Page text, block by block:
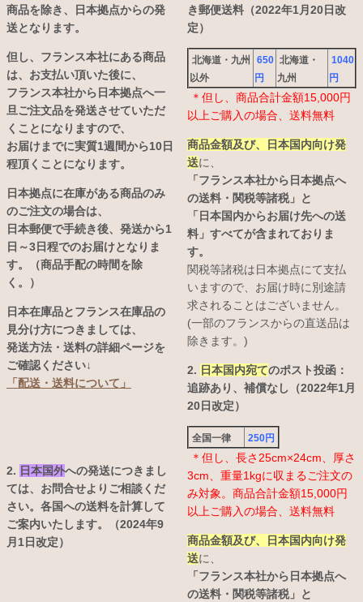
商品を除き、日本拠点からの発
送となります。
但し、フランス本社にある商品
は、お支払い頂いた後に、
フランス本社から日本拠点へ一
旦ご注文品を発送させていただ
くことになりますので、
お届けまでに実質1週間から10日
程頂くことになります。
日本拠点に在庫がある商品のみ
のご注文の場合は、
日本郵便で手続き後、発送から1
日～3日程でのお届けとなりま
す。（商品手配の時間を除
く。）
日本在庫品とフランス在庫品の
見分け方につきましては、
発送方法・送料の詳細ページを
ご確認ください↓
「配送・送料について」
2. 日本国外への発送につきまし
ては、お問合せよりご相談くだ
さい。各国への送料を計算して
ご案内いたします。（2024年9
月1日改定）
き郵便送料（2022年1月20日改
定）
北海道・九州
以外
650
円
北海道・
九州
1040
円
＊但し、商品合計金額15,000円
以上ご購入の場合、送料無料
商品金額及び、日本国内向け発
送に、
「フランス本社から日本拠点へ
の送料・関税等諸税」と
「日本国内からお届け先への送
料」すべてが含まれておりま
す。
関税等諸税は日本拠点にて支払
いますので、お届け時に別途請
求されることはございません。
(一部のフランスからの直送品は
除きます。)
2. 日本国内宛てのポスト投函：
追跡あり、補償なし（2022年1月
20日改定）
全国一律 250円
＊但し、長さ25cm×24cm、厚さ
3cm、重量1kgに収まるご注文の
み対象。商品合計金額15,000円
以上ご購入の場合、送料無料
商品金額及び、日本国内向け発
送に、
「フランス本社から日本拠点へ
の送料・関税等諸税」と